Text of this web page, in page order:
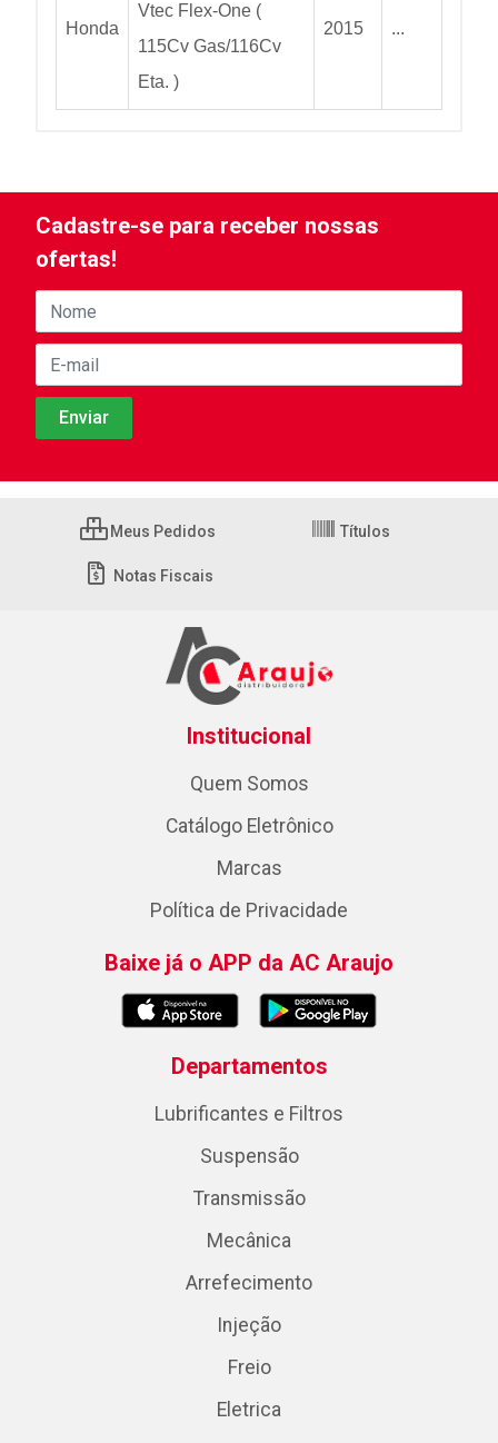
Honda
Vtec Flex-One (
115Cv Gas/116Cv
Eta. )
2015 ...
Cadastre-se para receber nossas
ofertas!
Meus Pedidos Títulos
Notas Fiscais
Institucional
Quem Somos
Catálogo Eletrônico
Marcas
Política de Privacidade
Baixe já o APP da AC Araujo
Departamentos
Lubrificantes e Filtros
Suspensão
Transmissão
Mecânica
Arrefecimento
Injeção
Freio
Eletrica